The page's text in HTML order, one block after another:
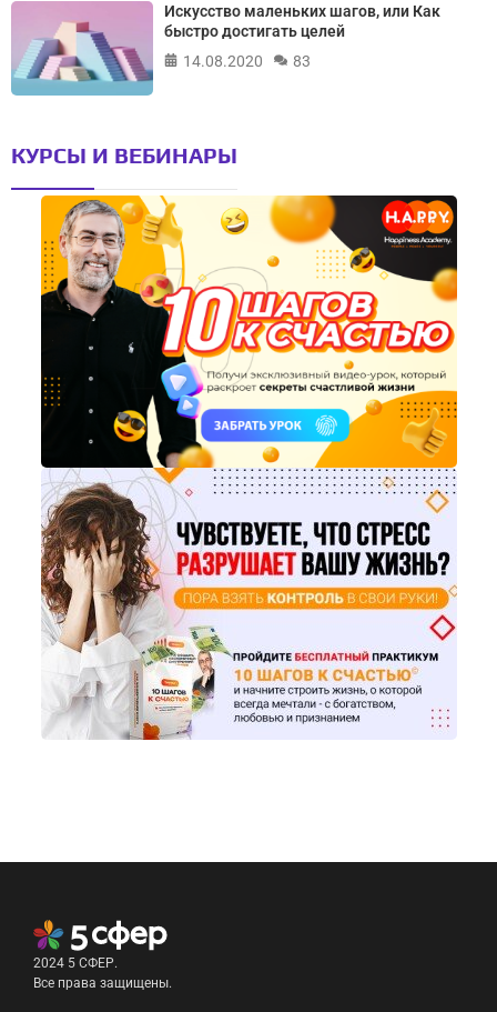
Искусство маленьких шагов, или Как
быстро достигать целей
14.08.2020
83
КУРСЫ И ВЕБИНАРЫ
2024 5 СФЕР.
Все права защищены.